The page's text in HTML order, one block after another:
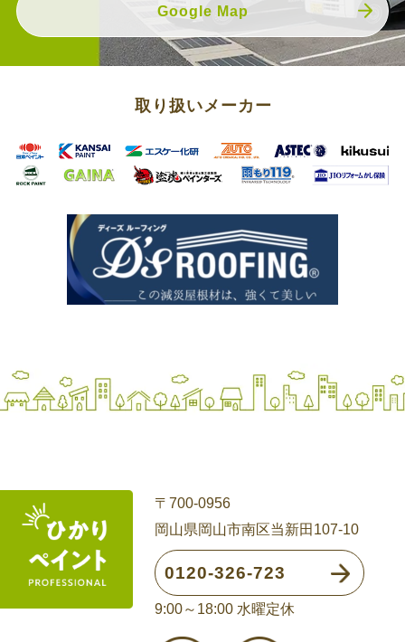
Google Map
取り扱いメーカー
〒700-0956
岡山県岡山市南区当新田107-10
0120-326-723
9:00～18:00 水曜定休